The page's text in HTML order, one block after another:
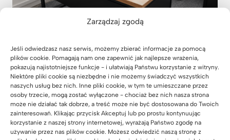
Zarządzaj zgodą
Jeśli odwiedzasz nasz serwis, możemy zbierać informacje za pomocą
plików cookie. Pomagają nam one zapewnić jak najlepsze wrażenia,
pokazują najistotniejsze funkcje - i ułatwiają Państwu korzystanie z witryny.
Niektóre pliki cookie są niezbędne i nie możemy świadczyć wszystkich
naszych usług bez nich. Inne pliki cookie, w tym te umieszczane przez
osoby trzecie, mogą zostać wyłączone - chociaż bez nich nasza strona
może nie działać tak dobrze, a treść może nie być dostosowana do Twoich
zainteresowań. Klikając przycisk Akceptuj lub po prostu kontynuując
korzystanie z naszej strony internetowej, wyrażają Państwo zgodę na
używanie przez nas plików cookie. Możesz odwiedzić naszą stronę z
Meble biurowe do kancelarii
adwokackiej z Krakowa
31 lipca 2026